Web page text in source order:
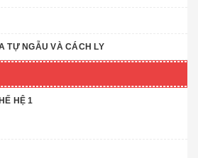
TỰ NGẪU VÀ CÁCH LY
HỆ 1